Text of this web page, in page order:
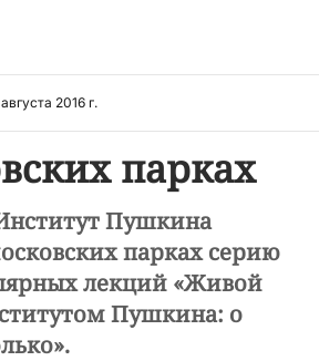
2016 г.
парках
Пушкина
парках серию
лекций «Живой
Пушкина: о